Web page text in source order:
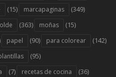
(15) marcapaginas (349)
(363) moñas (15)
papel (90) para colorear (142)
(95)
(7) recetas de cocina (36)